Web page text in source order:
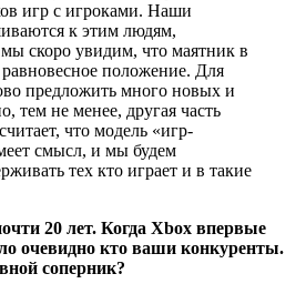
игр с игроками. Наши
к этим людям,
скоро увидим, что маятник в
равновесное положение. Для
предложить много новых и
тем не менее, другая часть
что модель «игр-
смысл, и мы будем
тех кто играет и в такие
20 лет. Когда Xbox впервые
очевидно кто ваши конкуренты.
соперник?